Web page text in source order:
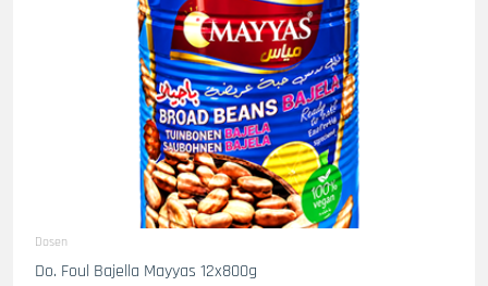
Dosen
Do. Foul Bajella Mayyas 12x800g